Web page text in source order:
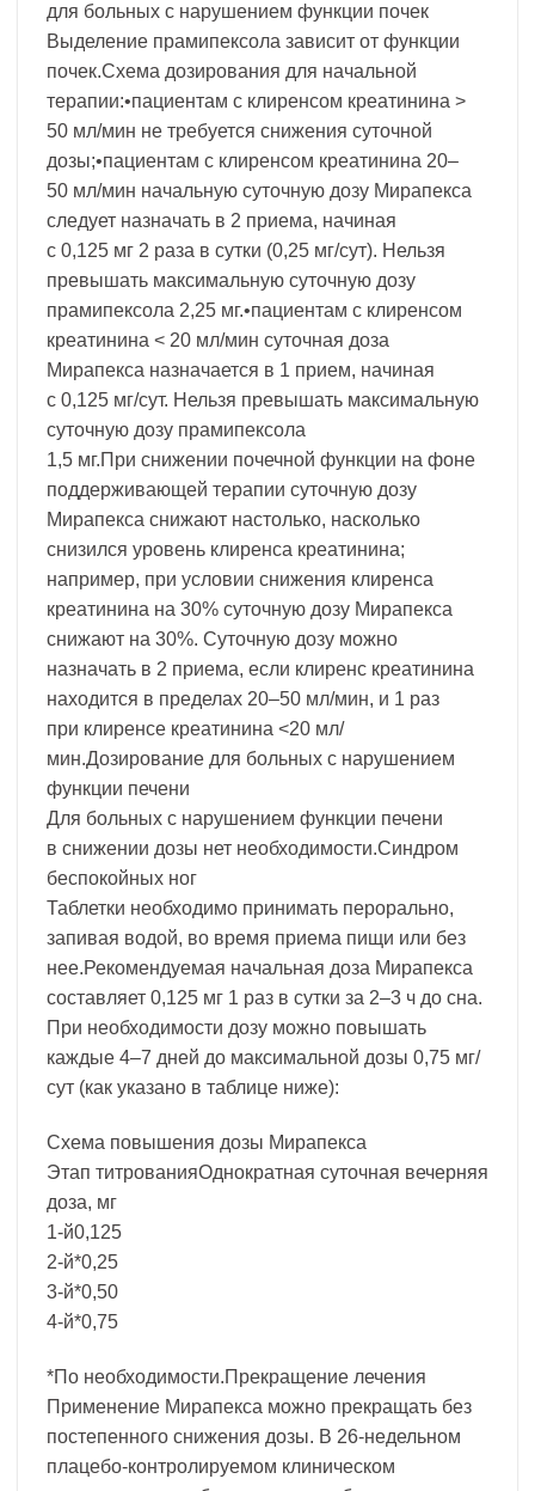
для больных с нарушением функции почек
Выделение прамипексола зависит от функции
почек.Схема дозирования для начальной
терапии:•пациентам с клиренсом креатинина >
50 мл/мин не требуется снижения суточной
дозы;•пациентам с клиренсом креатинина 20–
50 мл/мин начальную суточную дозу Мирапекса
следует назначать в 2 приема, начиная
с 0,125 мг 2 раза в сутки (0,25 мг/сут). Нельзя
превышать максимальную суточную дозу
прамипексола 2,25 мг.•пациентам с клиренсом
креатинина < 20 мл/мин суточная доза
Мирапекса назначается в 1 прием, начиная
с 0,125 мг/сут. Нельзя превышать максимальную
суточную дозу прамипексола
1,5 мг.При снижении почечной функции на фоне
поддерживающей терапии суточную дозу
Мирапекса снижают настолько, насколько
снизился уровень клиренса креатинина;
например, при условии снижения клиренса
креатинина на 30% суточную дозу Мирапекса
снижают на 30%. Суточную дозу можно
назначать в 2 приема, если клиренс креатинина
находится в пределах 20–50 мл/мин, и 1 раз
при клиренсе креатинина <20 мл/
мин.Дозирование для больных с нарушением
функции печени
Для больных с нарушением функции печени
в снижении дозы нет необходимости.Синдром
беспокойных ног
Таблетки необходимо принимать перорально,
запивая водой, во время приема пищи или без
нее.Рекомендуемая начальная доза Мирапекса
составляет 0,125 мг 1 раз в сутки за 2–3 ч до сна.
При необходимости дозу можно повышать
каждые 4–7 дней до максимальной дозы 0,75 мг/
сут (как указано в таблице ниже):
Схема повышения дозы Мирапекса
Этап титрованияОднократная суточная вечерняя
доза, мг
1-й0,125
2-й*0,25
3-й*0,50
4-й*0,75
*По необходимости.Прекращение лечения
Применение Мирапекса можно прекращать без
постепенного снижения дозы. В 26-недельном
плацебо-контролируемом клиническом